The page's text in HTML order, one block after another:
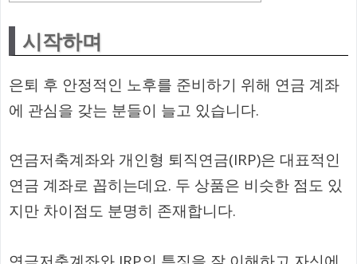
시작하며
은퇴 후 안정적인 노후를 준비하기 위해 연금 계좌
에 관심을 갖는 분들이 늘고 있습니다.
연금저축계좌와 개인형 퇴직연금(IRP)은 대표적인
연금 계좌로 꼽히는데요. 두 상품은 비슷한 점도 있
지만 차이점도 분명히 존재합니다.